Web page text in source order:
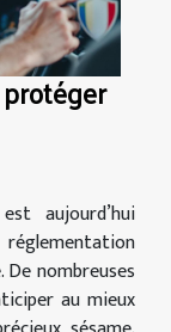
aujourd’hui
nombreuses
au mieux